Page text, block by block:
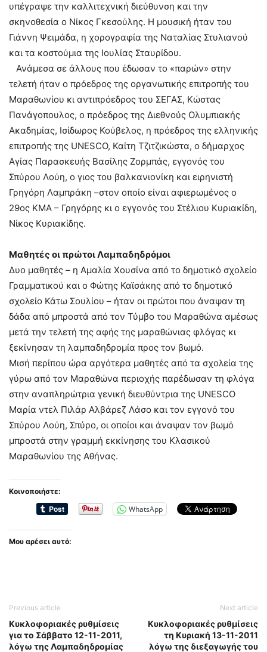
υπέγραψε την καλλιτεχνική διεύθυνση και την
σκηνοθεσία ο Νίκος Γκεσούλης. Η μουσική ήταν του
Γιάννη Ψειμάδα, η χορογραφία της Ναταλίας Στυλιανού
και τα κοστούμια της Ιουλίας Σταυρίδου.
Ανάμεσα σε άλλους που έδωσαν το «παρών» στην
τελετή ήταν ο πρόεδρος της οργανωτικής επιτροπής του
Μαραθωνίου κι αντιπρόεδρος του ΣΕΓΑΣ, Κώστας
Πανάγοπουλος, ο πρόεδρος της Διεθνούς Ολυμπιακής
Ακαδημίας, Ισίδωρος Κούβελος, η πρόεδρος της ελληνικής
επιτροπής της UNESCO, Καίτη Τζιτζικώστα, ο δήμαρχος
Αγίας Παρασκευής Βασίλης Ζορμπάς, εγγονός του
Σπύρου Λούη, ο γιος του βαλκανιονίκη και ειρηνιστή
Γρηγόρη Λαμπράκη –στον οποίο είναι αφιερωμένος ο
29ος ΚΜΑ – Γρηγόρης κι ο εγγονός του Στέλιου Κυριακίδη,
Νίκος Κυριακίδης.
Μαθητές οι πρώτοι Λαμπαδηδρόμοι
Δυο μαθητές – η Αμαλία Χουσίνα από το δημοτικό σχολείο
Γραμματικού και ο Φώτης Καϊσάκης από το δημοτικό
σχολείο Κάτω Σουλίου – ήταν οι πρώτοι που άναψαν τη
δάδα από μπροστά από τον Τύμβο του Μαραθώνα αμέσως
μετά την τελετή της αφής της μαραθώνιας φλόγας κι
ξεκίνησαν τη λαμπαδηδρομία προς τον βωμό.
Μισή περίπου ώρα αργότερα μαθητές από τα σχολεία της
γύρω από τον Μαραθώνα περιοχής παρέδωσαν τη φλόγα
στην αναπληρώτρια γενική διευθύντρια της UNESCO
Μαρία ντελ Πιλάρ Αλβάρεζ Λάσο και τον εγγονό του
Σπύρου Λούη, Σπύρο, οι οποίοι και άναψαν τον βωμό
μπροστά στην γραμμή εκκίνησης του Κλασικού
Μαραθωνίου της Αθήνας.
Κοινοποιήστε:
WhatsApp
Μου αρέσει αυτό:
Previous article
Κυκλοφοριακές ρυθμίσεις
για το Σάββατο 12-11-2011,
λόγω της Λαμπαδηδρομίας
Next article
Κυκλοφοριακές ρυθμίσεις
τη Κυριακή 13-11-2011
λόγω της διεξαγωγής του